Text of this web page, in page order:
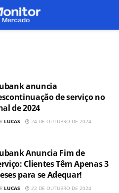
anuncia
de serviço no
de 2024
LUCAS 24 DE OUTUBRO DE 2024
Anuncia Fim de
Clientes Têm Apenas 3
para se Adequar!
LUCAS 22 DE OUTUBRO DE 2024